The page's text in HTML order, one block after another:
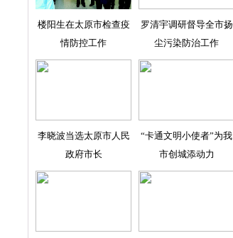
楼阳生在太原市检查疫
情防控工作
罗清宇调研督导全市扬
尘污染防治工作
李晓波当选太原市人民
政府市长
“卡通文明小使者”为我
市创城添动力